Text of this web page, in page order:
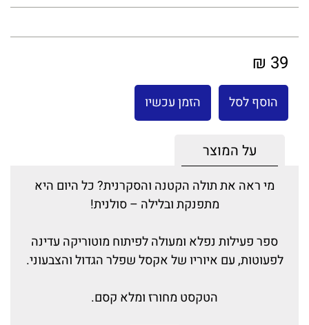
39 ₪
הוסף לסל הזמן עכשיו
על המוצר
מי ראה את תולה הקטנה והסקרנית? כל היום היא
מתפנקת ובלילה – סולנית!
ספר פעילות נפלא ומעולה לפיתוח מוטוריקה עדינה
לפעוטות, עם איוריו של אקסל שפלר הגדול והצבעוני.
הטקסט מחורז ומלא קסם.